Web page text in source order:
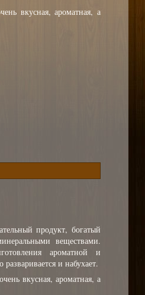
вкусная, ароматная, а
продукт, богатый
веществами.
ароматной и
и набухает.
вкусная, ароматная, а